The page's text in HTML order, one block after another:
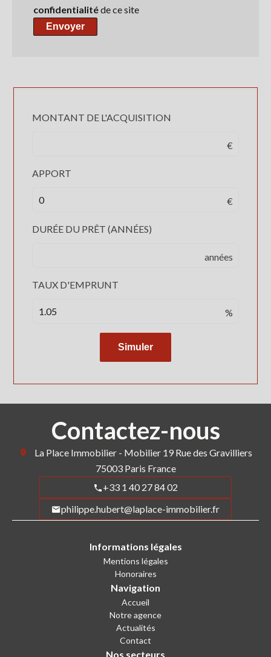
confidentialitéde ce site
Envoyer
MONTANT DE L'ACQUISITION
€
APPORT
€
DURÉE DU PRÊT (ANNÉES)
années
TAUX D'EMPRUNT
%
Simuler
Contactez-nous
La Place Immobilier - Mobilier 19 Rue des Gravilliers
75003Paris France
+33 1 40 27 84 02
philippe.hubert@laplace-immobilier.fr
Informations légales
Mentions légales
Honoraires
Navigation
Accueil
Notre agence
Actualités
Contact
Nos secteurs